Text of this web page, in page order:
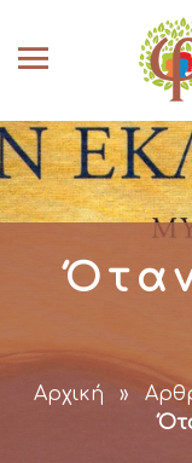
Αρχική »